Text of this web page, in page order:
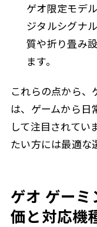
ゲオ限定モデ
ジタルシグナ
質や折り畳み
ます。
これらの点から
は、ゲームから日
して注目されてい
たい方には最適な
ゲオ ゲー
価と対応機